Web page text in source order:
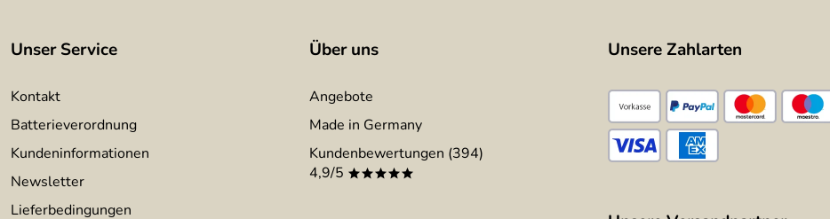
Unser Service
Kontakt
Batterieverordnung
Kundeninformationen
Newsletter
Lieferbedingungen
Über uns
Angebote
Made in Germany
Kundenbewertungen (394)
4,9/5 *****
Unsere Zahlarten